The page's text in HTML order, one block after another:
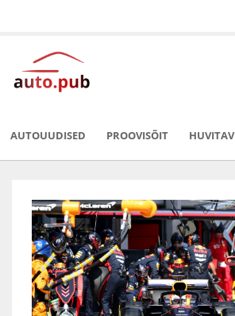
AUTOUUDISED PROOVISÕIT HUVITAV